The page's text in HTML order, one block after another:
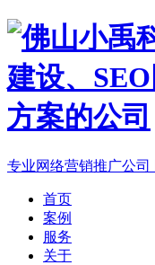
专业网络营销推广公司
首页
案例
服务
关于